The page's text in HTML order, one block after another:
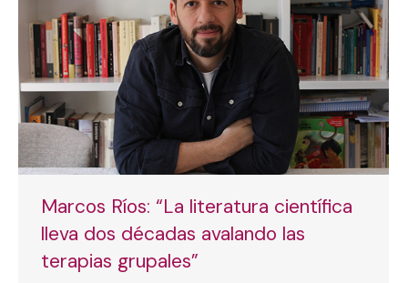
Marcos Ríos: “La literatura científica
lleva dos décadas avalando las
terapias grupales”